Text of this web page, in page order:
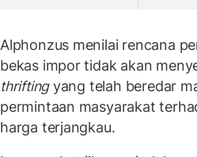
Alphonzus menilai rencana
bekas impor tidak akan
thriftingyang telah beredar
permintaan masyarakat
harga terjangkau.